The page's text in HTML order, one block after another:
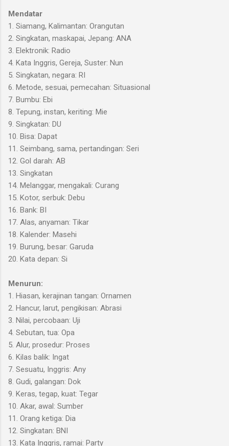
Mendatar
1. Siamang, Kalimantan: Orangutan
2. Singkatan, maskapai, Jepang: ANA
3. Elektronik: Radio
4. Kata Inggris, Gereja, Suster: Nun
5. Singkatan, negara: RI
6. Metode, sesuai, pemecahan: Situasional
7. Bumbu: Ebi
8. Tepung, instan, keriting: Mie
9. Singkatan: DU
10. Bisa: Dapat
11. Seimbang, sama, pertandingan: Seri
12. Gol darah: AB
13. Singkatan
14. Melanggar, mengakali: Curang
15. Kotor, serbuk: Debu
16. Bank: BI
17. Alas, anyaman: Tikar
18. Kalender: Masehi
19. Burung, besar: Garuda
20. Kata depan: Si
Menurun:
1. Hiasan, kerajinan tangan: Ornamen
2. Hancur, larut, pengikisan: Abrasi
3. Nilai, percobaan: Uji
4. Sebutan, tua: Opa
5. Alur, prosedur: Proses
6. Kilas balik: Ingat
7. Sesuatu, Inggris: Any
8. Gudi, galangan: Dok
9. Keras, tegap, kuat: Tegar
10. Akar, awal: Sumber
11. Orang ketiga: Dia
12. Singkatan: BNI
13. Kata Inggris, ramai: Party